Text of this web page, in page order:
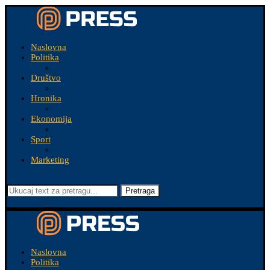
Naslovna
Politika
Društvo
Hronika
Ekonomija
Sport
Marketing
Pretraga
Naslovna
Politika